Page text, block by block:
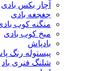
آچار بکس بادی
جغجغه بادی
منگنه کوب
میخ کوب بادی
بادپاش
پیستوله رنگ
شلنگ فنری باد